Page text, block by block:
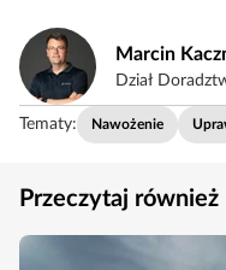
Marcin
Dział
Tematy: Nawożenie
Przeczytaj również